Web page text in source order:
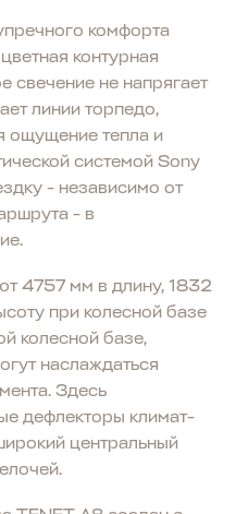
комфорта
контурная
свечение не напрягает
линии торпедо,
ощущение тепла и
системой Sony
- независимо от
- в
4757 мм в длину, 1832
при колесной базе
колесной базе,
наслаждаться
Здесь
дефлекторы климат-
центральный